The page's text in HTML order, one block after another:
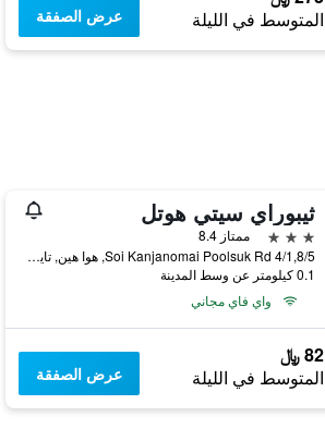
المتوسط في الليلة عرض الصفقة
ثيبوراي سيتي هوتل
3 نجوم
ممتاز 8.4
4/1,8/5 Soi Kanjanomai Poolsuk Rd, هوا هين, تايلاند
0.1 كيلومتر عن وسط المدينة
واي فاي مجاني
82 ﷼
المتوسط في الليلة عرض الصفقة